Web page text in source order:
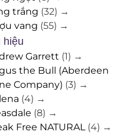
trắng (32) →
vang (55) →
hiệu
Garrett (1) →
the Bull (Aberdeen
Company) (3) →
(4) →
(8) →
Free NATURAL (4) →